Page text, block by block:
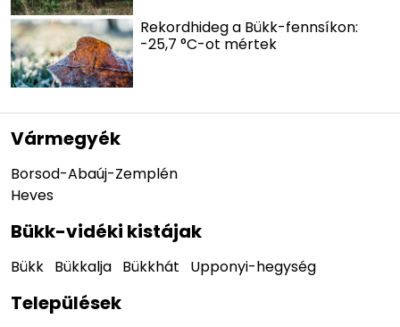
Rekordhideg a Bükk-fennsíkon:
-25,7 °C-ot mértek
Vármegyék
Borsod-Abaúj-Zemplén
Heves
Bükk-vidéki kistájak
Bükk Bükkalja Bükkhát Upponyi-hegység
Települések